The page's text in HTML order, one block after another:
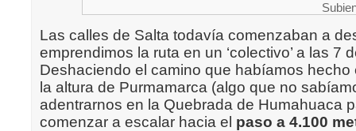
Las calles de Salta todavía comenzaban a
emprendimos la ruta en un ‘colectivo’ a las 7
Deshaciendo el camino que habíamos hecho
la altura de Purmamarca (algo que no
adentrarnos en la Quebrada de Humahuaca
comenzar a escalar hacia el paso a 4.100